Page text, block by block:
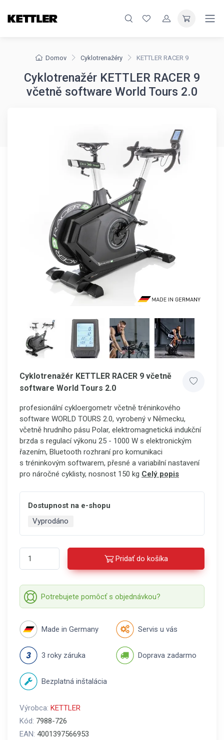
Domov Cyklotrenažéry KETTLER RACER 9
Cyklotrenažér KETTLER RACER 9
včetně software World Tours 2.0
Cyklotrenažér KETTLER RACER 9 včetně
software World Tours 2.0
profesionální cykloergometr včetně tréninkového
software WORLD TOURS 2.0, vyrobený v Německu,
včetně hrudního pásu Polar, elektromagnetická indukční
brzda s regulací výkonu 25 - 1000 W s elektronickým
řazením, Bluetooth rozhraní pro komunikaci
s tréninkovým softwarem, přesné a variabilní nastavení
pro náročné cyklisty, nosnost 150 kg Celý popis
Dostupnost na e-shopu
Vyprodáno
Pridať do košíka
Potrebujete pomôcť s objednávkou?
Made in Germany Servis u vás
3 roky záruka Doprava zadarmo
Bezplatná inštalácia
Výrobca: KETTLER
Kód: 7988-726
EAN: 4001397566953